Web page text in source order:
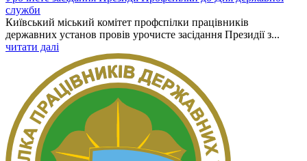
служби
Київський міський комітет профспілки працівників
державних установ провів урочисте засідання Президії з...
читати далі